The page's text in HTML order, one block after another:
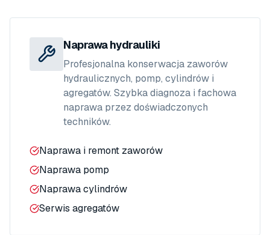
Naprawa hydrauliki
Profesjonalna konserwacja zaworów
hydraulicznych, pomp, cylindrów i
agregatów. Szybka diagnoza i fachowa
naprawa przez doświadczonych
techników.
Naprawa i remont zaworów
Naprawa pomp
Naprawa cylindrów
Serwis agregatów